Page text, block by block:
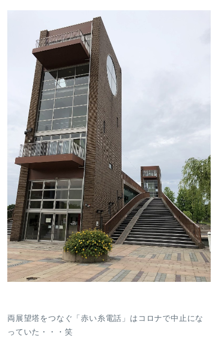
両展望塔をつなぐ「赤い糸電話」はコロナで中止にな
っていた・・・笑